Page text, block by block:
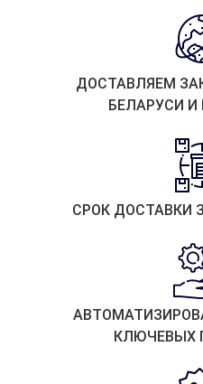
ДОСТАВЛЯЕМ
БЕЛАРУСИ И
СРОК ДОСТАВКИ
КЛЮЧЕВЫХ